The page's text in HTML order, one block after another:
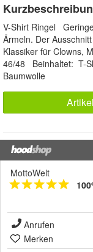
V-Shirt Ringel
Ärmeln. Der
Klassiker für Clowns,
46/48 Beinhaltet: T-
Baumwolle
MottoWelt
Anrufen
Merken